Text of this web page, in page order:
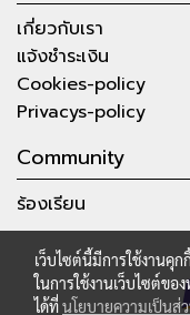
เกี่ยวกับเรา
แจ้งชำระเงิน
Cookies-policy
Privacys-policy
Community
ร้องเรียน
เว็บไซต์นี้มีการใช้งานคุ
ในการใช้งานเว็บไซต์ขอ
ได้ที่นโยบายความเป็นส่